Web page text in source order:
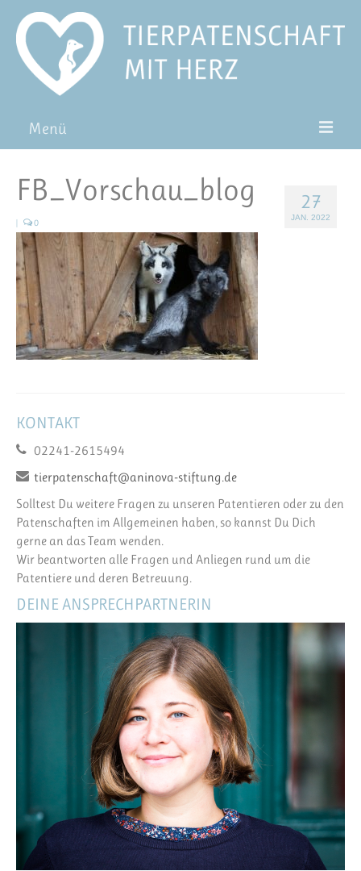
Menü
Pat*in werden
Patenschaft verschenken
Blog
FAQ
27
JAN. 2022
FB_Vorschau_blog
| 0
KONTAKT
02241-2615494
tierpatenschaft@aninova-stiftung.de
Solltest Du weitere Fragen zu unseren Patentieren oder zu den
Patenschaften im Allgemeinen haben, so kannst Du Dich
gerne an das Team wenden.
Wir beantworten alle Fragen und Anliegen rund um die
Patentiere und deren Betreuung.
DEINE ANSPRECHPARTNERIN